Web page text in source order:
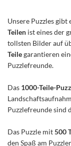
Unsere Puzzles
Teilen ist eines der
tollsten Bilder auf
Teilegarantieren
Puzzlefreunde.
Das 1000-Teile-
Puzzlefreunde sind
Das Puzzle mit500
den Spaß am